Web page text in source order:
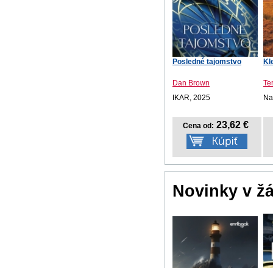
Posledné tajomstvo
Dan Brown
IKAR, 2025
Cena od: 23,62 €
Novinky v